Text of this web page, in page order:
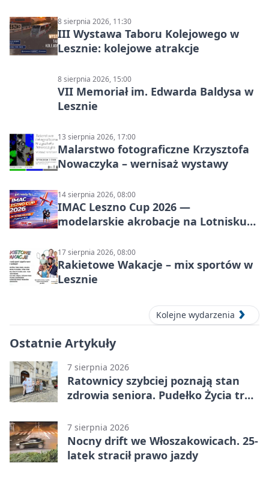
8 sierpnia 2026, 11:30
III Wystawa Taboru Kolejowego w
Lesznie: kolejowe atrakcje
8 sierpnia 2026, 15:00
VII Memoriał im. Edwarda Baldysa w
Lesznie
13 sierpnia 2026, 17:00
Malarstwo fotograficzne Krzysztofa
Nowaczyka – wernisaż wystawy
14 sierpnia 2026, 08:00
IMAC Leszno Cup 2026 —
modelarskie akrobacje na Lotnisku
17 sierpnia 2026, 08:00
Rakietowe Wakacje – mix sportów w
Lesznie
Kolejne wydarzenia
Ostatnie Artykuły
7 sierpnia 2026
Ratownicy szybciej poznają stan
zdrowia seniora. Pudełko Życia trafi
7 sierpnia 2026
Nocny drift we Włoszakowicach. 25-
latek stracił prawo jazdy